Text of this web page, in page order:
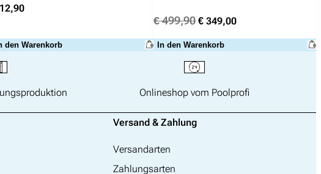
den Warenkorb
€499,90Ursprünglicher
war:
€ 499,90
€ 349,00Aktueller
In den Warenkorb
Onlineshop vom Poolprofi
Versand & Zahlung
Versandarten
Zahlungsarten